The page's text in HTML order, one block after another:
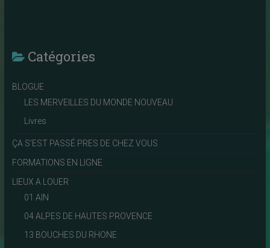
Catégories
BLOGUE
LES MERVEILLES DU MONDE NOUVEAU
Livres
ÇA S'EST PASSÉ PRES DE CHEZ VOUS
FORMATIONS EN LIGNE
LIEUX A LOUER
01 AIN
04 ALPES DE HAUTES PROVENCE
13 BOUCHES DU RHONE